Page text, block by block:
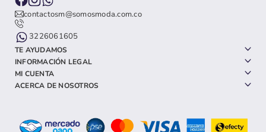
contactosm@somosmoda.com.co
3226061605
TE AYUDAMOS
INFORMACIÓN LEGAL
MI CUENTA
ACERCA DE NOSOTROS